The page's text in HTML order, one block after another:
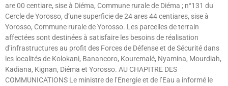
are 00 centiare, sise à Diéma, Commune rurale de Diéma ; n°131 du
Cercle de Yorosso, d’une superficie de 24 ares 44 centiares, sise à
Yorosso, Commune rurale de Yorosso. Les parcelles de terrain
affectées sont destinées à satisfaire les besoins de réalisation
d’infrastructures au profit des Forces de Défense et de Sécurité dans
les localités de Kolokani, Banancoro, Kouremalé, Nyamina, Mourdiah,
Kadiana, Kignan, Diéma et Yorosso. AU CHAPITRE DES
COMMUNICATIONS Le ministre de l’Energie et de l’Eau a informé le